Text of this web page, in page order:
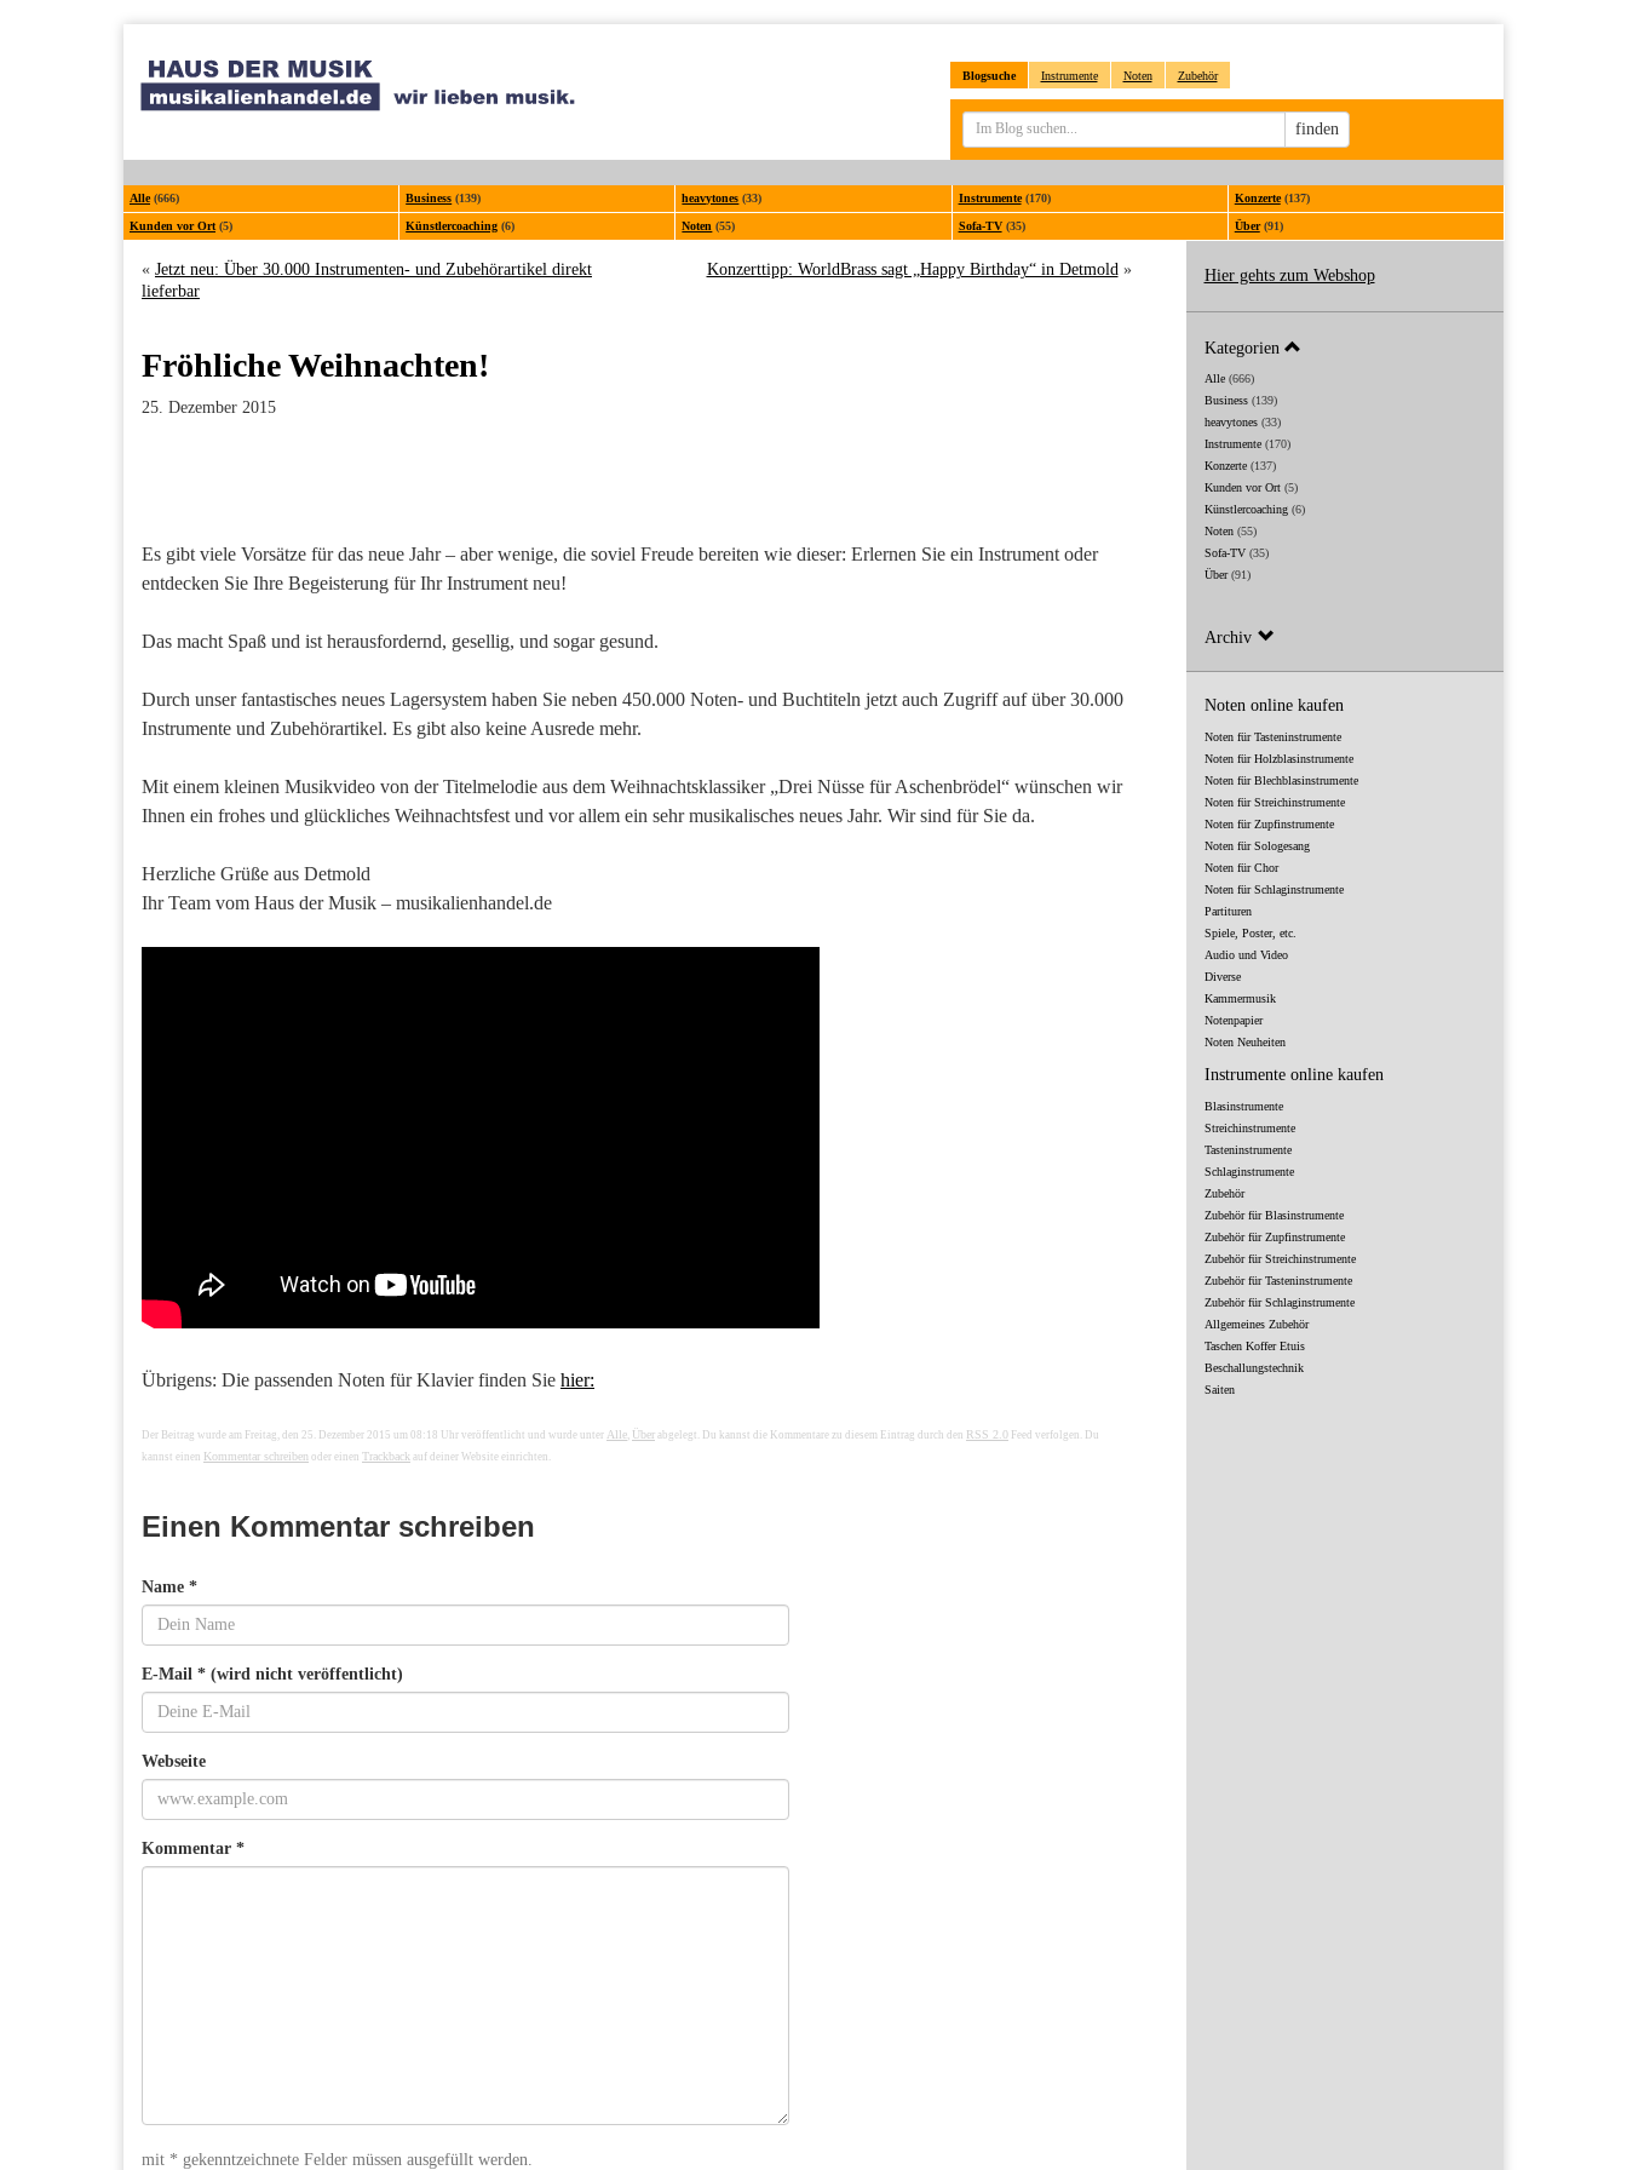
Blogsuche Instrumente Noten Zubehör
Sucheingabe
finden
Alle(666) Business (139) heavytones (33) Instrumente(170) Konzerte(137)
Kunden vor Ort (5) Künstlercoaching (6) Noten (55) Sofa-TV(35) Über(91)
« Jetzt neu: Über 30.000 Instrumenten- und Zubehörartikel direkt
lieferbar
Konzerttipp: WorldBrass sagt „Happy Birthday“ in Detmold »
Fröhliche Weihnachten!
25. Dezember 2015
Es gibt viele Vorsätze für das neue Jahr – aber wenige, die soviel Freude bereiten wie dieser: Erlernen Sie ein Instrument oder
entdecken Sie Ihre Begeisterung für Ihr Instrument neu!
Das macht Spaß und ist herausfordernd, gesellig, und sogar gesund.
Durch unser fantastisches neues Lagersystem haben Sie neben 450.000 Noten- und Buchtiteln jetzt auch Zugriff auf über 30.000
Instrumente und Zubehörartikel. Es gibt also keine Ausrede mehr.
Mit einem kleinen Musikvideo von der Titelmelodie aus dem Weihnachtsklassiker „Drei Nüsse für Aschenbrödel“ wünschen wir
Ihnen ein frohes und glückliches Weihnachtsfest und vor allem ein sehr musikalisches neues Jahr. Wir sind für Sie da.
Herzliche Grüße aus Detmold
Ihr Team vom Haus der Musik – musikalienhandel.de
Übrigens: Die passenden Noten für Klavier finden Sie hier:
Der Beitrag wurde am Freitag, den 25. Dezember 2015 um 08:18 Uhr veröffentlicht und wurde unter Alle Über abgelegt. Du kannst die Kommentare zu diesem Eintrag durch den RSS 2.0 Feed verfolgen. Du
kannst einen Kommentar schreiben oder einen Trackback auf deiner Website einrichten.
Einen Kommentar schreiben
Name *
E-Mail * (wird nicht veröffentlicht)
Webseite
Kommentar *
mit * gekenntzeichnete Felder müssen ausgefüllt werden.
Hier gehts zum Webshop
Kategorien
Alle(666)
Business(139)
heavytones(33)
Instrumente(170)
Konzerte(137)
Kunden vor Ort(5)
Künstlercoaching(6)
Noten(55)
Sofa-TV(35)
Über(91)
Archiv
Noten online kaufen
Noten für Tasteninstrumente
Noten für Holzblasinstrumente
Noten für Blechblasinstrumente
Noten für Streichinstrumente
Noten für Zupfinstrumente
Noten für Sologesang
Noten für Chor
Noten für Schlaginstrumente
Partituren
Spiele, Poster, etc.
Audio und Video
Diverse
Kammermusik
Notenpapier
Noten Neuheiten
Instrumente online kaufen
Blasinstrumente
Streichinstrumente
Tasteninstrumente
Schlaginstrumente
Zubehör
Zubehör für Blasinstrumente
Zubehör für Zupfinstrumente
Zubehör für Streichinstrumente
Zubehör für Tasteninstrumente
Zubehör für Schlaginstrumente
Allgemeines Zubehör
Taschen Koffer Etuis
Beschallungstechnik
Saiten